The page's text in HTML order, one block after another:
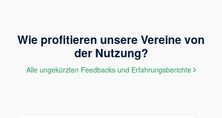
Wie profitieren unsere Vereine von
der Nutzung?
Alle ungekürzten Feedbacks und Erfahrungsberichte